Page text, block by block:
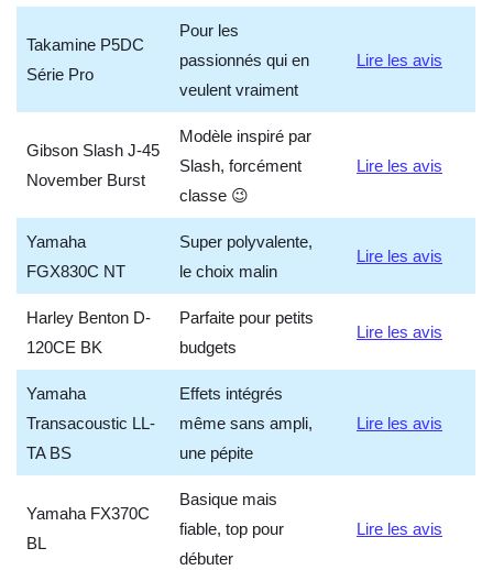
Takamine P5DC
Série Pro
Pour les
passionnés qui en
veulent vraiment
Lire les avis
Gibson Slash J-45
November Burst
Modèle inspiré par
Slash, forcément
classe 😉
Lire les avis
Yamaha
FGX830C NT
Super polyvalente,
le choix malin
Lire les avis
Harley Benton D-
120CE BK
Parfaite pour petits
budgets
Lire les avis
Yamaha
Transacoustic LL-
TA BS
Effets intégrés
même sans ampli,
une pépite
Lire les avis
Yamaha FX370C
BL
Basique mais
fiable, top pour
débuter
Lire les avis